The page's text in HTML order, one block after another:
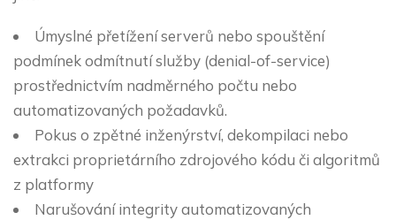
Úmyslné přetížení serverů nebo spouštění
podmínek odmítnutí služby (denial-of-service)
prostřednictvím nadměrného počtu nebo
automatizovaných požadavků.
Pokus o zpětné inženýrství, dekompilaci nebo
extrakci proprietárního zdrojového kódu či algoritmů
z platformy
Narušování integrity automatizovaných